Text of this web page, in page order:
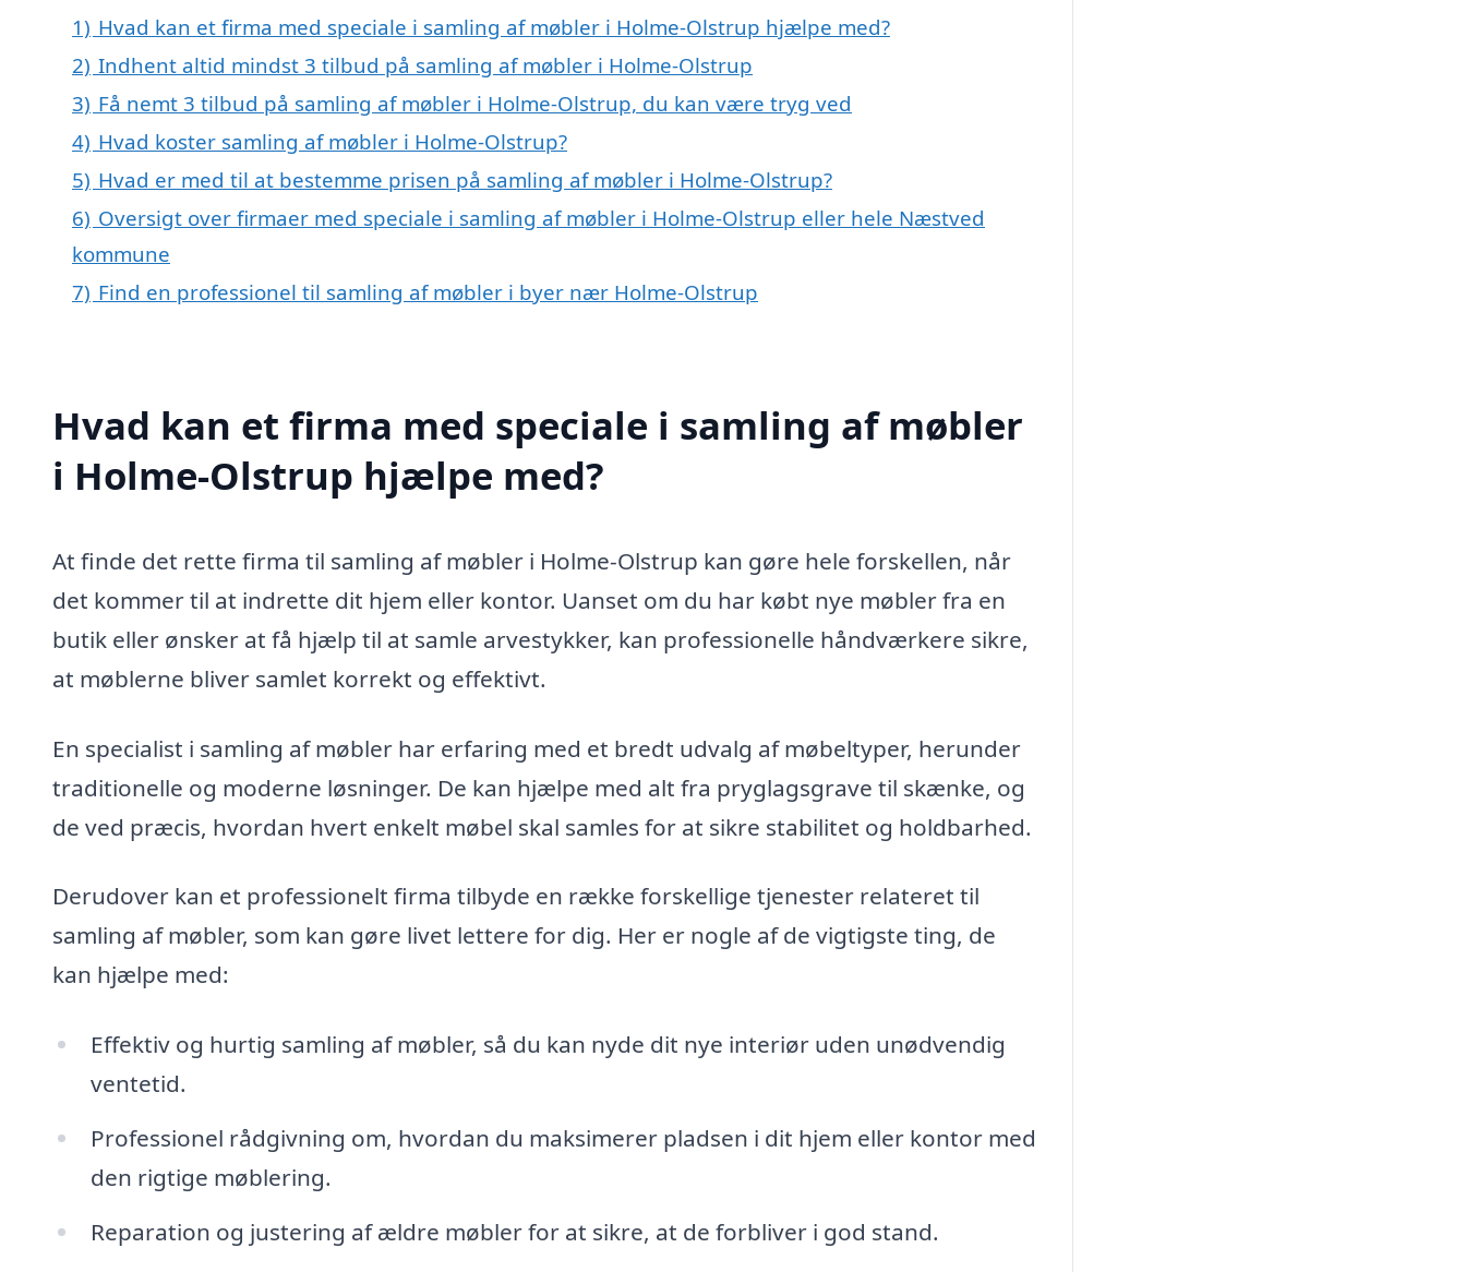
1) Hvad kan et firma med speciale i samling af møbler i Holme-Olstrup hjælpe med?
2) Indhent altid mindst 3 tilbud på samling af møbler i Holme-Olstrup
3) Få nemt 3 tilbud på samling af møbler i Holme-Olstrup, du kan være tryg ved
4) Hvad koster samling af møbler i Holme-Olstrup?
5) Hvad er med til at bestemme prisen på samling af møbler i Holme-Olstrup?
6) Oversigt over firmaer med speciale i samling af møbler i Holme-Olstrup eller hele Næstved
kommune
7) Find en professionel til samling af møbler i byer nær Holme-Olstrup
Hvad kan et firma med speciale i samling af møbler
i Holme-Olstrup hjælpe med?
At finde det rette firma til samling af møbler i Holme-Olstrup kan gøre hele forskellen, når
det kommer til at indrette dit hjem eller kontor. Uanset om du har købt nye møbler fra en
butik eller ønsker at få hjælp til at samle arvestykker, kan professionelle håndværkere sikre,
at møblerne bliver samlet korrekt og effektivt.
En specialist i samling af møbler har erfaring med et bredt udvalg af møbeltyper, herunder
traditionelle og moderne løsninger. De kan hjælpe med alt fra pryglagsgrave til skænke, og
de ved præcis, hvordan hvert enkelt møbel skal samles for at sikre stabilitet og holdbarhed.
Derudover kan et professionelt firma tilbyde en række forskellige tjenester relateret til
samling af møbler, som kan gøre livet lettere for dig. Her er nogle af de vigtigste ting, de
kan hjælpe med:
Effektiv og hurtig samling af møbler, så du kan nyde dit nye interiør uden unødvendig
ventetid.
Professionel rådgivning om, hvordan du maksimerer pladsen i dit hjem eller kontor med
den rigtige møblering.
Reparation og justering af ældre møbler for at sikre, at de forbliver i god stand.